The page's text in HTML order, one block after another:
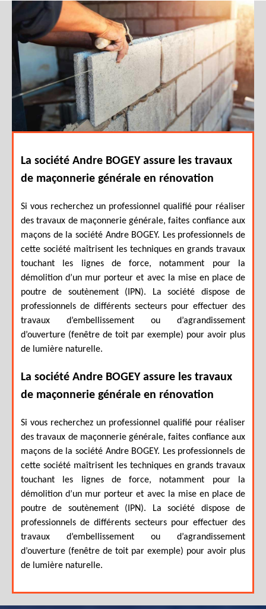
La société Andre BOGEY assure les travaux
de maçonnerie générale en rénovation
Si vous recherchez un professionnel qualifié pour réaliser
des travaux de maçonnerie générale, faites confiance aux
maçons de la société Andre BOGEY. Les professionnels de
cette société maîtrisent les techniques en grands travaux
touchant les lignes de force, notamment pour la
démolition d’un mur porteur et avec la mise en place de
poutre de soutènement (IPN). La société dispose de
professionnels de différents secteurs pour effectuer des
travaux d’embellissement ou d’agrandissement
d’ouverture (fenêtre de toit par exemple) pour avoir plus
de lumière naturelle.
La société Andre BOGEY assure les travaux
de maçonnerie générale en rénovation
Si vous recherchez un professionnel qualifié pour réaliser
des travaux de maçonnerie générale, faites confiance aux
maçons de la société Andre BOGEY. Les professionnels de
cette société maîtrisent les techniques en grands travaux
touchant les lignes de force, notamment pour la
démolition d’un mur porteur et avec la mise en place de
poutre de soutènement (IPN). La société dispose de
professionnels de différents secteurs pour effectuer des
travaux d’embellissement ou d’agrandissement
d’ouverture (fenêtre de toit par exemple) pour avoir plus
de lumière naturelle.